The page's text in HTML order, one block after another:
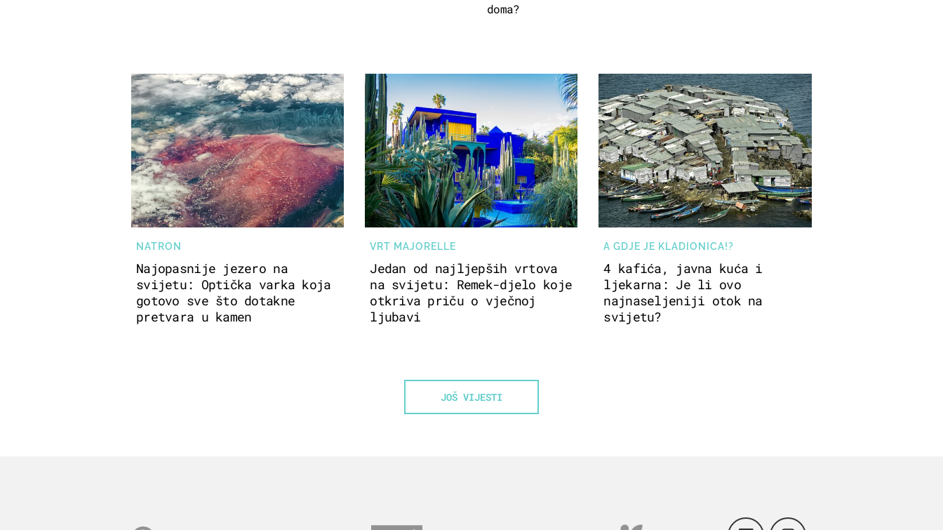
doma?
NATRON
Najopasnije jezero na
svijetu: Optička varka koja
gotovo sve što dotakne
pretvara u kamen
VRT MAJORELLE
Jedan od najljepših vrtova
na svijetu: Remek-djelo koje
otkriva priču o vječnoj
ljubavi
A GDJE JE KLADIONICA!?
4 kafića, javna kuća i
ljekarna: Je li ovo
najnaseljeniji otok na
svijetu?
JOŠ VIJESTI